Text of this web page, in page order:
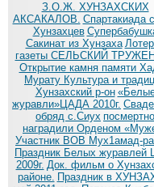
З.О.Ж. ХУНЗАХСКИХ
АКСАКАЛОВ. Спартакиада
Хунзахцев
Сакинат из Хунзаха
газеты СЕЛЬСКИЙ
Открытие камня памяти
Мурату Культура и
Хунзахский р-он
журавли»ЦАДА 2010г.
обряд c.Сиух посмертно
наградили Орденом
Участник ВОВ Мух1амад-
Праздник Белых журавлей
2009г. Док. фильм о
районе. Праздник в